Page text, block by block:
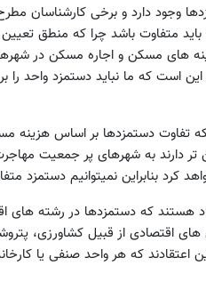
وجود دارد و برخی کارشناسان
متفاوت باشد چرا که منطق
های مسکن و اجاره مسکن در
است که ما نباید دستمزد واحد را بر
که تفاوت دستمزدها بر اساس
دارند به شهرهای پر جمعیت
کرد بنابراین نمیتوانیم دستمزد
هستند که دستمزدها در رشته های
اقتصادی از قبیل کشاورزی،
که هر واحد صنفی یا